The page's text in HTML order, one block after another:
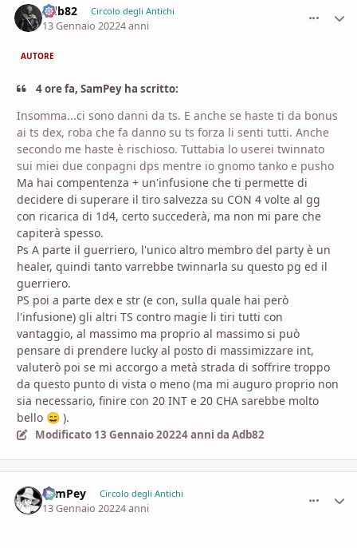
Adb82 Circolo degli Antichi
13 Gennaio 20224 anni
AUTORE
4 ore fa, SamPey ha scritto:
Insomma...ci sono danni da ts. E anche se haste ti da bonus
ai ts dex, roba che fa danno su ts forza li senti tutti. Anche
secondo me haste è rischioso. Tuttabia lo userei twinnato
sui miei due conpagni dps mentre io gnomo tanko e pusho
Ma hai compentenza + un'infusione che ti permette di
decidere di superare il tiro salvezza su CON 4 volte al gg
con ricarica di 1d4, certo succederà, ma non mi pare che
capiterà spesso.
Ps A parte il guerriero, l'unico altro membro del party è un
healer, quindi tanto varrebbe twinnarla su questo pg ed il
guerriero.
PS poi a parte dex e str (e con, sulla quale hai però
l'infusione) gli altri TS contro magie li tiri tutti con
vantaggio, al massimo ma proprio al massimo si può
pensare di prendere lucky al posto di massimizzare int,
valuterò poi se mi accorgo a metà strada di soffrire troppo
da questo punto di vista o meno (ma mi auguro proprio non
sia necessario, finire con 20 INT e 20 CHA sarebbe molto
bello 😄 ).
Modificato 13 Gennaio 20224 anni da Adb82
SamPey Circolo degli Antichi
13 Gennaio 20224 anni